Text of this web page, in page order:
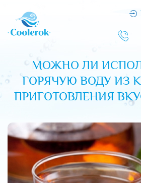
МОЖНО ЛИ
ГОРЯЧУЮ ВОДУ ИЗ
ПРИГОТОВЛЕНИЯ